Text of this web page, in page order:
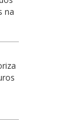
na